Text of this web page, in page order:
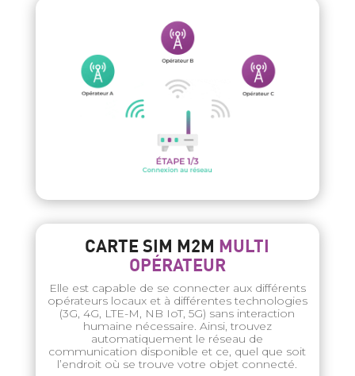
CARTE SIM M2M MULTI
OPÉRATEUR
Elle est capable de se connecter aux différents
opérateurs locaux et à différentes technologies
(3G, 4G, LTE-M, NB IoT, 5G) sans interaction
humaine nécessaire. Ainsi, trouvez
automatiquement le réseau de
communication disponible et ce, quel que soit
l’endroit où se trouve votre objet connecté.